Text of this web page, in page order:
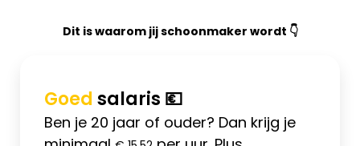
Dit is waarom jij schoonmaker wordt 👇
Goed salaris 💶
Ben je 20 jaar of ouder? Dan krijg je